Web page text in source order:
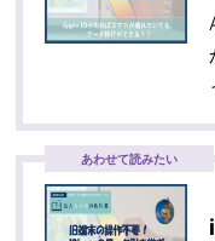
あわせて読みたい